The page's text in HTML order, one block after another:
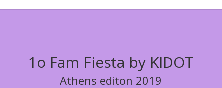
1o Fam Fiesta by KIDOT
Athens editon 2019